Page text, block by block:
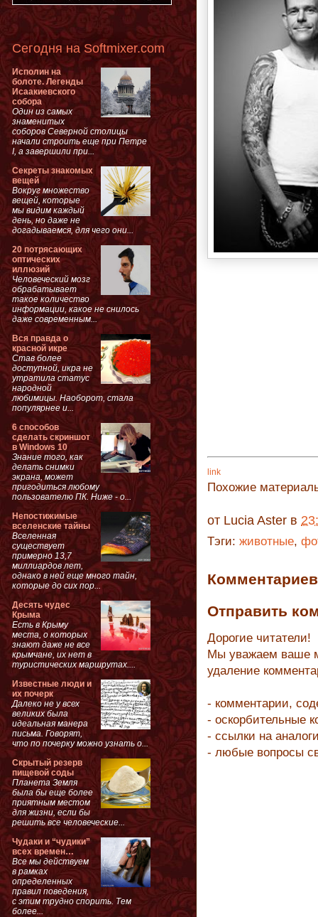
link
Похожие
от Lucia Aster в
Тэги: животные,
Отправить
Дорогие читатели!
Мы уважаем ваше
удаление
- комментарии,
- оскорбительные
- ссылки на
- любые вопросы
Сегодня на Softmixer.com
Исполин на
болоте. Легенды
Исаакиевского
собора
Один из самых
знаменитых
соборов Северной столицы
начали строить еще при Петре
I, а завершили при...
Секреты знакомых
вещей
Вокруг множество
вещей, которые
мы видим каждый
день, но даже не
догадываемся, для чего они...
20 потрясающих
оптических
иллюзий
Человеческий мозг
обрабатывает
такое количество
информации, какое не снилось
даже современным...
Вся правда о
красной икре
Став более
доступной, икра не
утратила статус
народной
любимицы. Наоборот, стала
популярнее и...
6 способов
сделать скриншот
в Windows 10
Знание того, как
делать снимки
экрана, может
пригодиться любому
пользователю ПК. Ниже - о...
Непостижимые
вселенские тайны
Вселенная
существует
примерно 13,7
миллиардов лет,
однако в ней еще много тайн,
которые до сих пор...
Десять чудес
Крыма
Есть в Крыму
места, о которых
знают даже не все
крымчане, их нет в
туристических маршрутах....
Известные люди и
их почерк
Далеко не у всех
великих была
идеальная манера
письма. Говорят,
что по почерку можно узнать о...
Скрытый резерв
пищевой соды
Планета Земля
была бы еще более
приятным местом
для жизни, если бы
решить все человеческие...
Чудаки и “чудики”
всех времен…
Все мы действуем
в рамках
определенных
правил поведения,
с этим трудно спорить. Тем
более...